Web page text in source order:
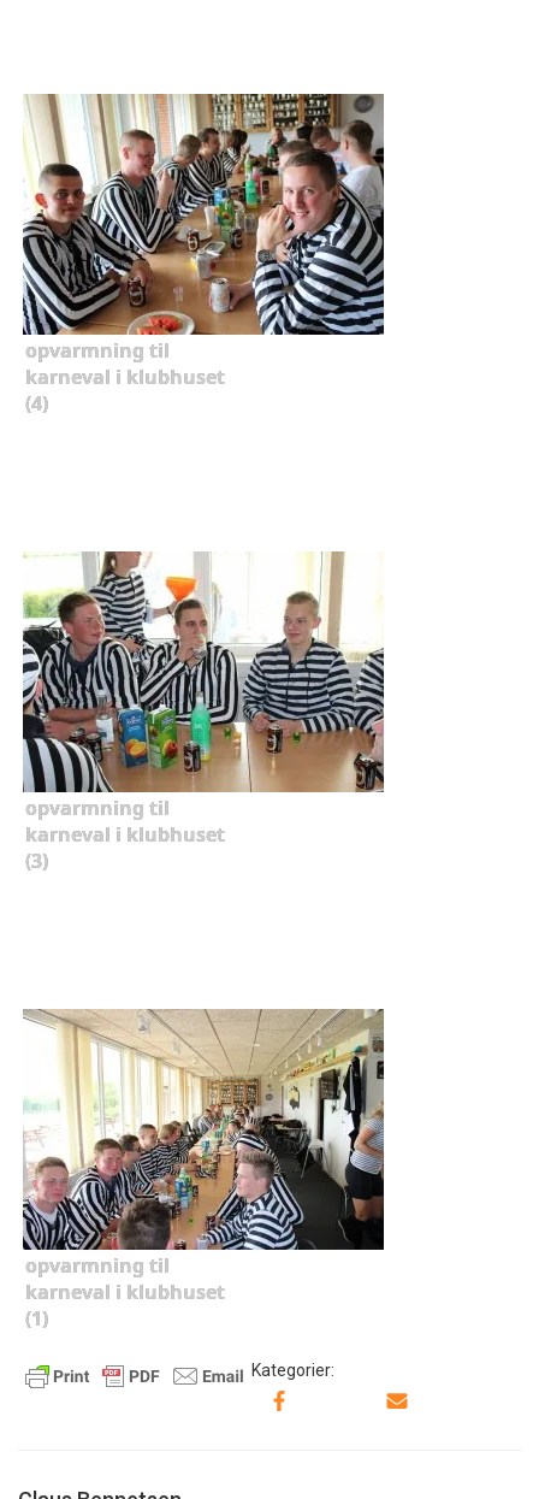
opvarmning til
karneval i klubhuset
(4)
opvarmning til
karneval i klubhuset
(3)
opvarmning til
karneval i klubhuset
(1)
Kategorier: